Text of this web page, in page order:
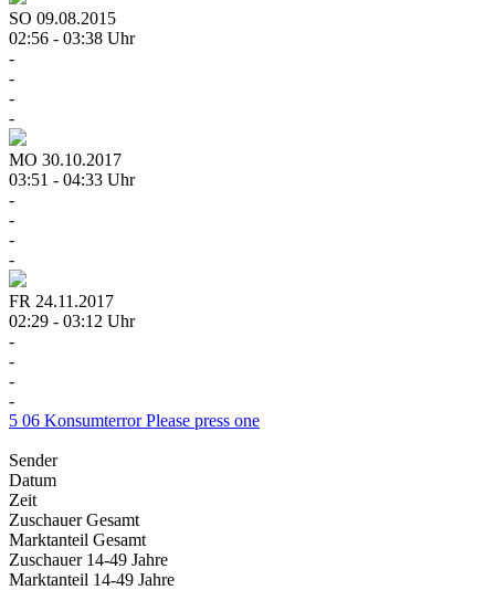
SO 09.08.2015
02:56 - 03:38 Uhr
-
-
-
-
MO 30.10.2017
03:51 - 04:33 Uhr
-
-
-
-
FR 24.11.2017
02:29 - 03:12 Uhr
-
-
-
-
5 06 Konsumterror Please press one
Sender
Datum
Zeit
ZuschauerGesamt
Marktanteil Gesamt
Zuschauer 14-49 Jahre
Marktanteil 14-49 Jahre